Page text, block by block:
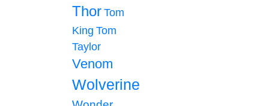
Thor Tom
King Tom
Taylor
Venom
Wolverine